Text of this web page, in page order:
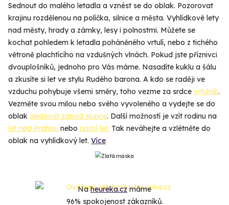
Sednout do malého letadla a vznést se do oblak. Pozorovat
krajinu rozdělenou na políčka, silnice a města. Vyhlídkové lety
nad městy, hrady a zámky, lesy i polnostmi. Můžete se
kochat pohledem k letadla poháněného vrtulí, nebo z tichého
větroně plachtícího na vzdušných vlnách. Pokud jste příznivci
dvouplošníků, jednoho pro Vás máme. Nasadíte kuklu a šálu
a zkusíte si let ve stylu Rudého barona. A kdo se raději ve
vzduchu pohybuje všemi směry, toho vezme za srdce vrtulník.
Vezměte svou milou nebo svého vyvoleného a vydejte se do
oblak sledovat západ slunce. Další možností je vzít rodinu na
let nad Prahou nebo noční let. Tak neváhejte a vzlétněte do
oblak na vyhlídkový let. Více
Naheureka.czmáme
96% spokojenost zákazníků.